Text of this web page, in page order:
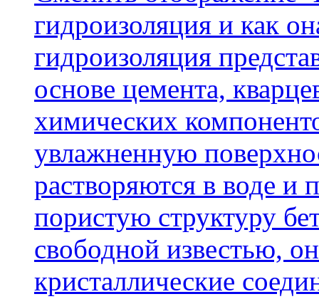
гидроизоляция и как
гидроизоляция
основе цемента,
химических
увлажненную
растворяются в воде и
пористую структуру
свободной известью,
кристаллические